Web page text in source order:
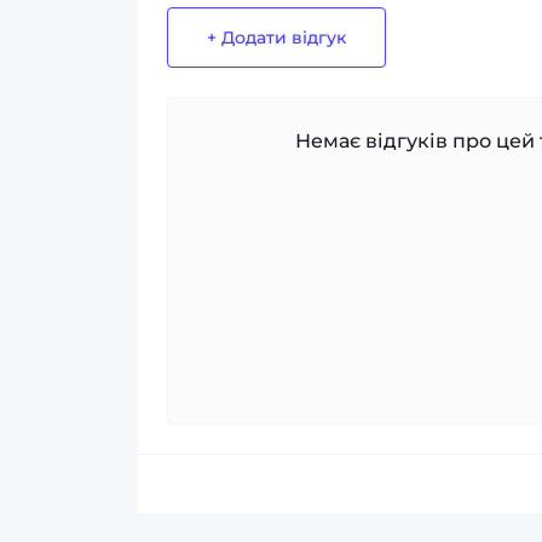
+ Додати відгук
Немає відгуків про